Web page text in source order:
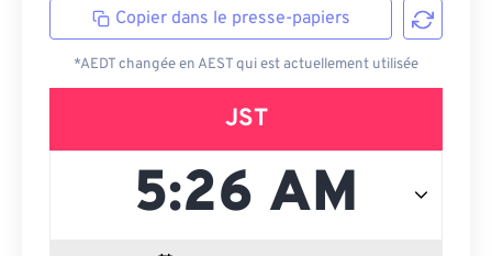
Copier dans le presse-papiers
*AEDT changée en AEST qui est actuellement utilisée
JST